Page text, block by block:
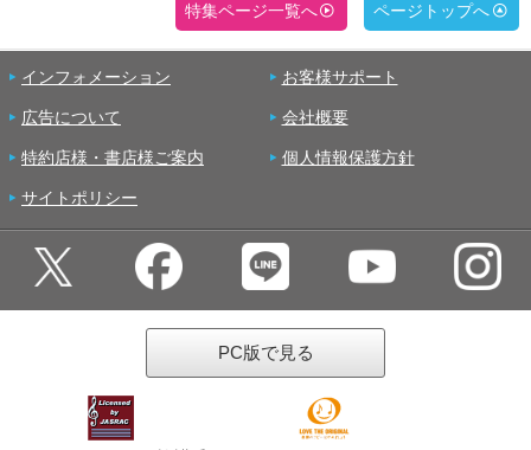
特集ページ一覧へ ページトップへ
インフォメーション お客様サポート
広告について 会社概要
特約店様・書店様ご案内 個人情報保護方針
サイトポリシー
PC版で見る